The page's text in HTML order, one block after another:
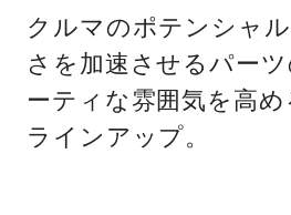
クルマのポテンシャ
さを加速させるパー
ーティな雰囲気を高
ラインアップ。